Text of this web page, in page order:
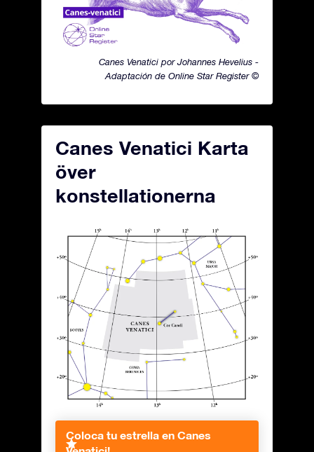
Canes Venatici por Johannes Hevelius -
Adaptación de Online Star Register ©
Canes Venatici Karta
över
konstellationerna
Coloca tu estrella en Canes